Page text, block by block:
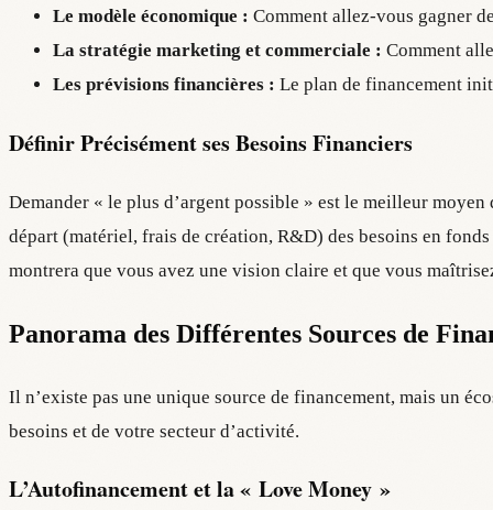
Le modèle économique : Comment allez-vous gagner
La stratégie marketing et commerciale : Comment
Les prévisions financières : Le plan de financement
Définir Précisément ses Besoins Financiers
Demander « le plus d’argent possible » est le meilleur
départ (matériel, frais de création, R&D) des besoins en
montrera que vous avez une vision claire et que vous
Panorama des Différentes Sources de
Il n’existe pas une unique source de financement, mais un
besoins et de votre secteur d’activité.
L’Autofinancement et la « Love Money »